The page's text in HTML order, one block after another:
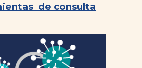
de consulta